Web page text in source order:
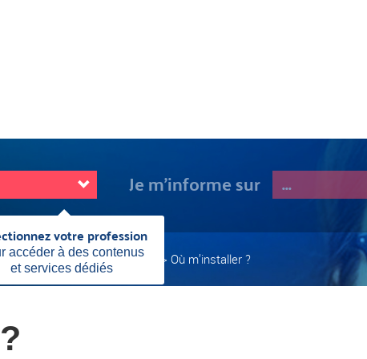
Je m'informe sur
votre profession
accéder à des contenus
et services dédiés
Fermer
information
démarches
Où m'installer
Où m’installer ?